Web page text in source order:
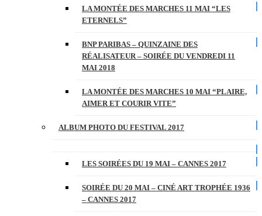
LA MONTÉE DES MARCHES 11 MAI “LES
ETERNELS”
BNP PARIBAS – QUINZAINE DES
RÉALISATEUR – SOIRÉE DU VENDREDI 11
MAI 2018
LA MONTÉE DES MARCHES 10 MAI “PLAIRE,
AIMER ET COURIR VITE”
ALBUM PHOTO DU FESTIVAL 2017
LES SOIRÉES DU 19 MAI – CANNES 2017
SOIRÉE DU 20 MAI – CINÉ ART TROPHÉE 1936
– CANNES 2017